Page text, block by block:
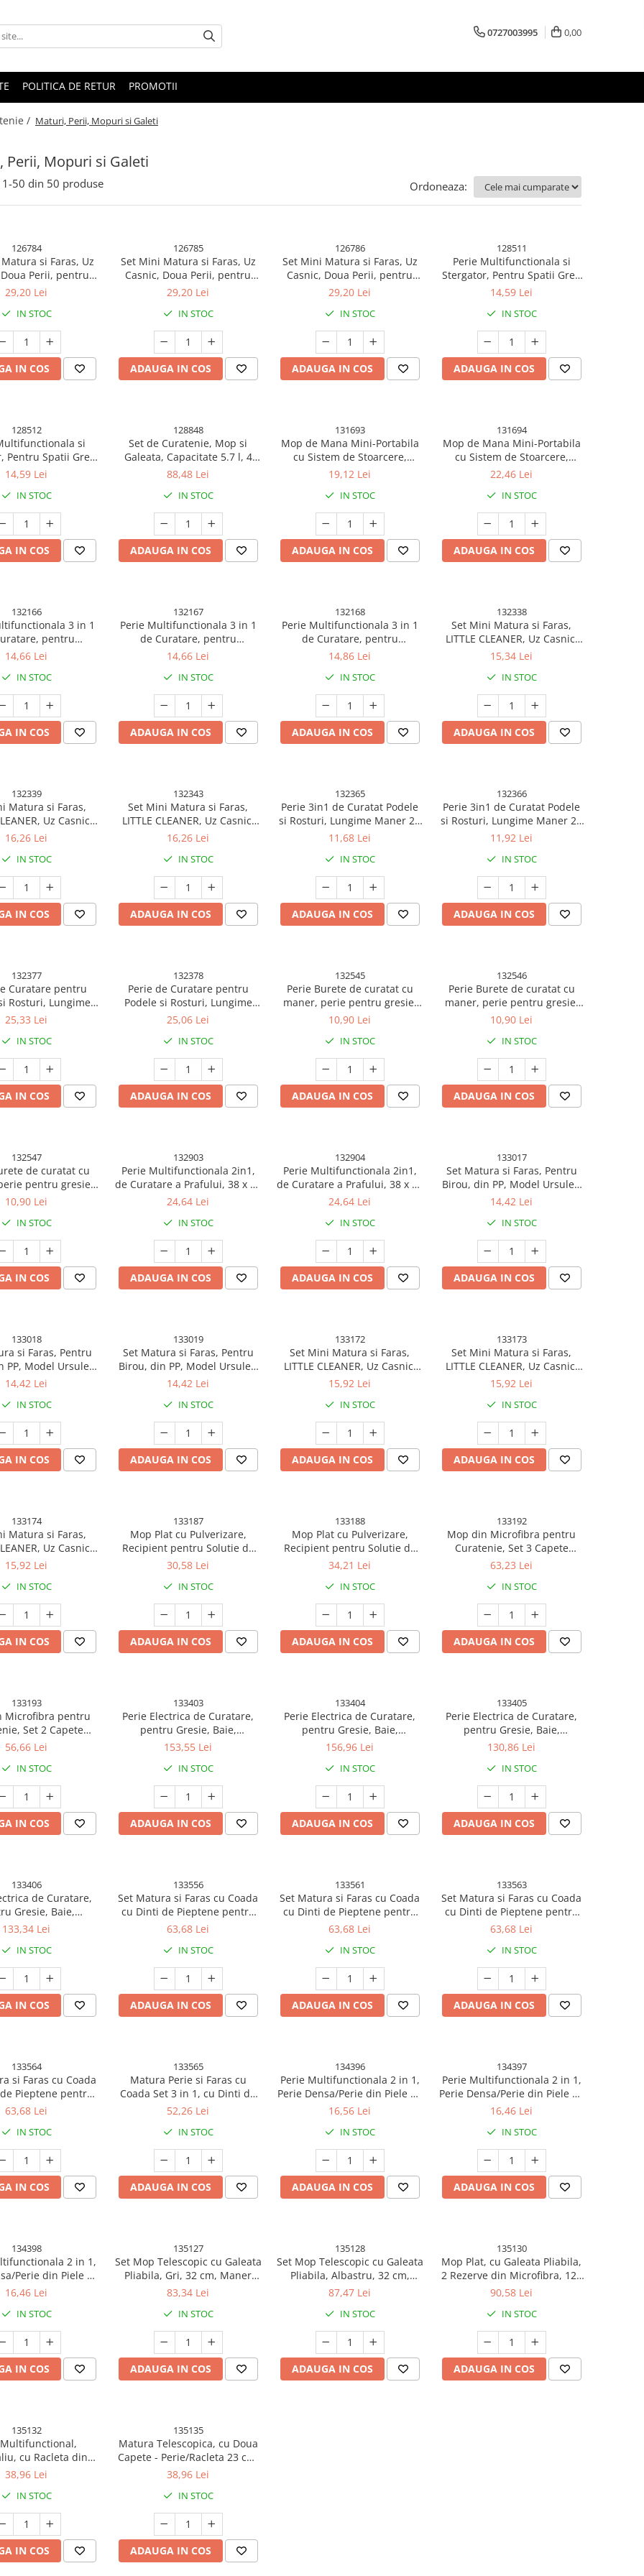
0727003995 0,00
POLITICA DE RETUR PROMOTII
/ Maturi, Perii, Mopuri si Galeti
Perii, Mopuri si Galeti
1-50 din 50 produse Ordoneaza:
126784
si Faras, Uz
Perii, pentru
Bucatarie, Casa,
29,20 Lei
IN STOC
IN COS
126785
Set Mini Matura si Faras, Uz
Casnic, Doua Perii, pentru
Birou, Bucatarie, Casa,
29,20 Lei
IN STOC
ADAUGA IN COS
126786
Set Mini Matura si Faras, Uz
Casnic, Doua Perii, pentru
Birou, Bucatarie, Casa,
29,20 Lei
IN STOC
ADAUGA IN COS
128511
Perie Multifunctionala si
Stergator, Pentru Spatii Greu
Accesibile, 24.7 x 4.5 cm, Alb
14,59 Lei
IN STOC
ADAUGA IN COS
128512
si
Pentru Spatii Greu
24.7 x 4.5 cm, Alb
14,59 Lei
IN STOC
IN COS
128848
Set de Curatenie, Mop si
Galeata, Capacitate 5.7 l, 4
Rezerve Microfibra Incluse,
Umeda/Uscata, Stoarcere Fara
Maini, Albastru/Alb
88,48 Lei
IN STOC
ADAUGA IN COS
131693
Mop de Mana Mini-Portabila
cu Sistem de Stoarcere,
Dispozitiv de Curatat Manual,
29.5 x 15.5 cm, 2 Rezerve, Alb
19,12 Lei
IN STOC
ADAUGA IN COS
131694
Mop de Mana Mini-Portabila
cu Sistem de Stoarcere,
Dispozitiv de Curatat Manual,
29.5 x 15.5 cm, 3 Rezerve, Alb
22,46 Lei
IN STOC
ADAUGA IN COS
132166
3 in 1
pentru
Vesela, Geamuri,
Gri
14,66 Lei
IN STOC
IN COS
132167
Perie Multifunctionala 3 in 1
de Curatare, pentru
Bucatarie, Vesela, Geamuri,
Portocaliu
14,66 Lei
IN STOC
ADAUGA IN COS
132168
Perie Multifunctionala 3 in 1
de Curatare, pentru
Bucatarie, Vesela, Geamuri,
Galben
14,86 Lei
IN STOC
ADAUGA IN COS
132338
Set Mini Matura si Faras,
LITTLE CLEANER, Uz Casnic,
pentru Birou, Bucatarie, Casa,
cm Roz-Verde
15,34 Lei
IN STOC
ADAUGA IN COS
132339
Matura si Faras,
Uz Casnic,
Bucatarie, Casa,
Verde
16,26 Lei
IN STOC
IN COS
132343
Set Mini Matura si Faras,
LITTLE CLEANER, Uz Casnic,
pentru Birou, Bucatarie, Casa,
Galben-Portocaliu
16,26 Lei
IN STOC
ADAUGA IN COS
132365
Perie 3in1 de Curatat Podele
si Rosturi, Lungime Maner 28
cm, Peri din PP, Otel si Plastic,
Inclus, Albastru
11,68 Lei
IN STOC
ADAUGA IN COS
132366
Perie 3in1 de Curatat Podele
si Rosturi, Lungime Maner 28
cm, Peri din PP, Otel si Plastic,
Inclus, Alb
11,92 Lei
IN STOC
ADAUGA IN COS
132377
Curatare pentru
Rosturi, Lungime
cm, Capat Pivotant
pentru Scame si
Inclus, Alb
25,33 Lei
IN STOC
IN COS
132378
Perie de Curatare pentru
Podele si Rosturi, Lungime
Maner 105 cm, Capat Pivotant
Plastic, Cleste pentru Scame si
Par Inclus, Albastru
25,06 Lei
IN STOC
ADAUGA IN COS
132545
Perie Burete de curatat cu
maner, perie pentru gresie,
baie, Bucatarie, Verde
10,90 Lei
IN STOC
ADAUGA IN COS
132546
Perie Burete de curatat cu
maner, perie pentru gresie,
baie, Bucatarie Gri
10,90 Lei
IN STOC
ADAUGA IN COS
132547
de curatat cu
pentru gresie,
Bucatarie Roz
10,90 Lei
IN STOC
IN COS
132903
Perie Multifunctionala 2in1,
de Curatare a Prafului, 38 x 11
cm, Perie si Burete, Verde
24,64 Lei
IN STOC
ADAUGA IN COS
132904
Perie Multifunctionala 2in1,
de Curatare a Prafului, 38 x 11
cm, Perie si Burete, Crem
24,64 Lei
IN STOC
ADAUGA IN COS
133017
Set Matura si Faras, Pentru
Birou, din PP, Model Ursulet,
23.5 x 18 cm, Galben
14,42 Lei
IN STOC
ADAUGA IN COS
133018
si Faras, Pentru
PP, Model Ursulet,
x 18 cm, Gri
14,42 Lei
IN STOC
IN COS
133019
Set Matura si Faras, Pentru
Birou, din PP, Model Ursulet,
23.5 x 18 cm, Maro
14,42 Lei
IN STOC
ADAUGA IN COS
133172
Set Mini Matura si Faras,
LITTLE CLEANER, Uz Casnic,
pentru Birou, Bucatarie, Casa,
15,92 Lei
IN STOC
ADAUGA IN COS
133173
Set Mini Matura si Faras,
LITTLE CLEANER, Uz Casnic,
pentru Birou, Bucatarie, Casa,
Verde
15,92 Lei
IN STOC
ADAUGA IN COS
133174
Matura si Faras,
Uz Casnic,
Bucatarie, Casa,
Maro
15,92 Lei
IN STOC
IN COS
133187
Mop Plat cu Pulverizare,
Recipient pentru Solutie de
Suprafete, Geamuri, Interior
Utilizat, Sistem de Stoarcere,
15.5 x 15.5 x 12.5 cm, Alb
30,58 Lei
IN STOC
ADAUGA IN COS
133188
Mop Plat cu Pulverizare,
Recipient pentru Solutie de
Suprafete, Geamuri, Interior
Utilizat, Sistem de Stoarcere,
15.5 x 15.5 x 12.5 cm, Negru
34,21 Lei
IN STOC
ADAUGA IN COS
133192
Mop din Microfibra pentru
Curatenie, Set 3 Capete
Detasabila Mop din
Praf, Mini Perie, Maner
Extensibil, EVA, Impachetate
in Sac cu Fermoar, Gri
63,23 Lei
IN STOC
ADAUGA IN COS
133193
Microfibra pentru
Set 2 Capete
Mop din
Extensibil, EVA,
in Sac cu
Gri
56,66 Lei
IN STOC
IN COS
133403
Perie Electrica de Curatare,
pentru Gresie, Baie,
Bucatarie, 25x20x9.5 cm, cu 9
Detasabila84-127cm,
Incarcare USB-Type C, Rotire
360 de Grade, 3000 mAh,
Culoare: Alb
153,55 Lei
IN STOC
ADAUGA IN COS
133404
Perie Electrica de Curatare,
pentru Gresie, Baie,
Bucatarie, 25x20x9.5 cm, cu 9
Detasabila84-127cm,
Incarcare USB-Type C, Rotire
360 de Grade, 3000 mAh,
Culoare: Verde
156,96 Lei
IN STOC
ADAUGA IN COS
133405
Perie Electrica de Curatare,
pentru Gresie, Baie,
Bucatarie, 25x20x9.5 cm, cu 6
Detasabila84-127cm,
Incarcare USB-Type C, Rotire
360 de Grade, 3000 mAh,
Culoare: Alb
130,86 Lei
IN STOC
ADAUGA IN COS
133406
de Curatare,
Gresie, Baie,
25x20x9.5 cm, cu 6
127cm,
USB-Type C, Rotire
Grade, 3000 mAh,
Verde
133,34 Lei
IN STOC
IN COS
133556
Set Matura si Faras cu Coada
cu Dinti de Pieptene pentru
Curatare Matura, Rotativa
inoxidabil si Polipropilena, 99
x 30 cm Gri
63,68 Lei
IN STOC
ADAUGA IN COS
133561
Set Matura si Faras cu Coada
cu Dinti de Pieptene pentru
Curatare Matura, Rotativa
inoxidabil si Polipropilena, 99
x 30 cm Albastru
63,68 Lei
IN STOC
ADAUGA IN COS
133563
Set Matura si Faras cu Coada
cu Dinti de Pieptene pentru
Curatare Matura, Rotativa
inoxidabil si Polipropilena, 99
x 30 cm Verde
63,68 Lei
IN STOC
ADAUGA IN COS
133564
si Faras cu Coada
Pieptene pentru
Matura, Rotativa
si Polipropilena, 99
cm Galben
63,68 Lei
IN STOC
IN COS
133565
Matura Perie si Faras cu
Coada Set 3 in 1, cu Dinti de
Pieptene pentru Curatare
Detasabila Otel inoxidabil si
Polipropilena, Gri inchis
52,26 Lei
IN STOC
ADAUGA IN COS
134396
Perie Multifunctionala 2 in 1,
Perie Densa/Perie din Piele de
Caprioara, cu Recipient Lichid,
Gri
16,56 Lei
IN STOC
ADAUGA IN COS
134397
Perie Multifunctionala 2 in 1,
Perie Densa/Perie din Piele de
Caprioara, cu Recipient Lichid,
Portocaliu
16,46 Lei
IN STOC
ADAUGA IN COS
134398
2 in 1,
Perie din Piele de
cu Recipient Lichid,
Verde
16,46 Lei
IN STOC
IN COS
135127
Set Mop Telescopic cu Galeata
Pliabila, Gri, 32 cm, Maner
Reglabil 140 cm, Sistem de
83,34 Lei
IN STOC
ADAUGA IN COS
135128
Set Mop Telescopic cu Galeata
Pliabila, Albastru, 32 cm,
Maner Reglabil 140 cm,
87,47 Lei
IN STOC
ADAUGA IN COS
135130
Mop Plat, cu Galeata Pliabila,
2 Rezerve din Microfibra, 127
cm Tija Telescopica, Utilizare
Lichid, Gri
90,58 Lei
IN STOC
ADAUGA IN COS
135132
cu Racleta din
Maner Telescopic,
Suprafetelor
38,96 Lei
IN STOC
IN COS
135135
Matura Telescopica, cu Doua
Capete - Perie/Racleta 23 cm,
Lungime 110 cm, din
38,96 Lei
IN STOC
ADAUGA IN COS